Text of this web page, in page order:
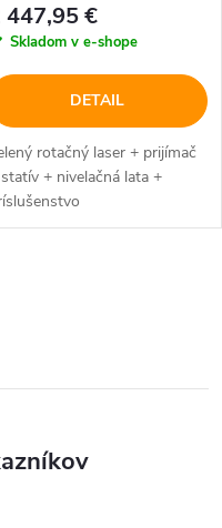
447,95 €
Skladom v e-shope
DETAIL
rotačný laser + prijímač
+ nivelačná lata +